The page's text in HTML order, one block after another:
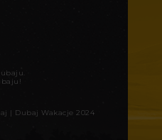
| Dubaj Wakacje 2024